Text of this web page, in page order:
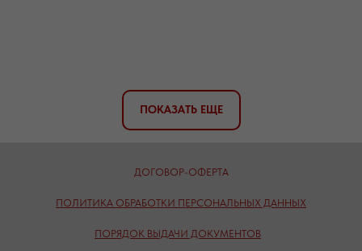
ПОКАЗАТЬ ЕЩЕ
ДОГОВОР-ОФЕРТА
ПОЛИТИКА ОБРАБОТКИ ПЕРСОНАЛЬНЫХ ДАННЫХ
ПОРЯДОК ВЫДАЧИ ДОКУМЕНТОВ